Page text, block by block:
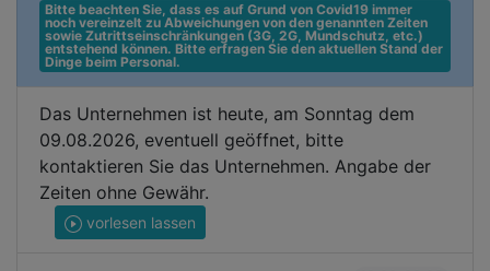
Bitte beachten Sie, dass es auf Grund von Covid19 immer
noch vereinzelt zu Abweichungen von den genannten Zeiten
sowie Zutrittseinschränkungen (3G, 2G, Mundschutz, etc.)
entstehend können. Bitte erfragen Sie den aktuellen Stand der
Dinge beim Personal.
Das Unternehmen ist heute, am Sonntag dem
09.08.2026, eventuell geöffnet, bitte
kontaktieren Sie das Unternehmen. Angabe der
Zeiten ohne Gewähr.
vorlesen lassen